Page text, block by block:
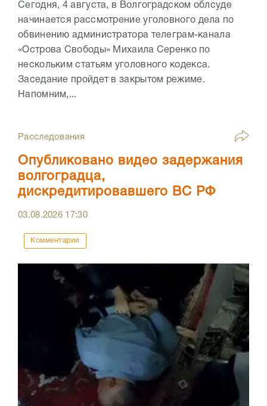
Сегодня, 4 августа, в Волгоградском облсуде
начинается рассмотрение уголовного дела по
обвинению администратора телеграм-канала
«Острова Свободы» Михаила Серенко по
нескольким статьям уголовного кодекса.
Заседание пройдет в закрытом режиме.
Напомним,...
Расследования
Опубликовано видео задержания
волгоградца,
дискредитировавшего ВС РФ
03.08.2026 17:30
Комментарии